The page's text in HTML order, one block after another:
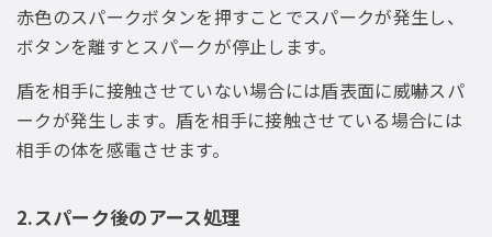
赤色のスパークボタンを押すことでスパークが発生し、
ボタンを離すとスパークが停止します。
盾を相手に接触させていない場合には盾表面に威嚇スパ
ークが発生します。盾を相手に接触させている場合には
相手の体を感電させます。
2.スパーク後のアース処理